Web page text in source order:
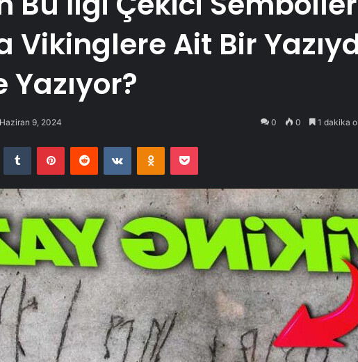
Vikinglere Ait Bir
Yazıyor?
Haziran 9, 2024 0 0 1 dakika
Tumblr PinterestReddit VKontakteOdnoklassniki
Pocket